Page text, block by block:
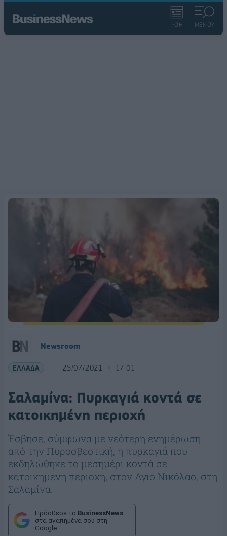
ΡΟΗ ΜΕΝΟΥ
Newsroom
ΕΛΛΑΔΑ 25/07/2021 17:01
Σαλαμίνα: Πυρκαγιά κοντά σε
κατοικημένη περιοχή
Έσβησε, σύμφωνα με νεότερη ενημέρωση
από την Πυροσβεστική, η πυρκαγιά που
εκδηλώθηκε το μεσημέρι κοντά σε
κατοικημένη περιοχή, στον Αγιο Νικόλαο, στη
Σαλαμίνα.
Πρόσθεσε το BusinessNews
στα αγαπημένα σου στη
Google